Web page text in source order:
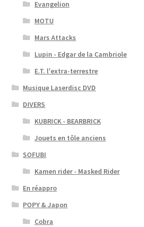
Evangelion
MOTU
Mars Attacks
Lupin - Edgar de la Cambriole
E.T. l'extra-terrestre
Musique Laserdisc DVD
DIVERS
KUBRICK - BEARBRICK
Jouets en tôle anciens
SOFUBI
Kamen rider - Masked Rider
En réappro
POPY & Japon
Cobra